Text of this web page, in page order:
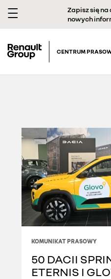
Zapisz się
nowych
CENTRUM
KOMUNIKAT PRASOWY
50 DACII
ETERNIS I